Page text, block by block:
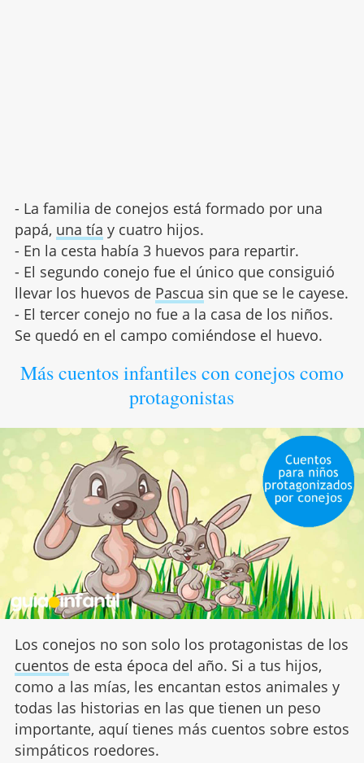
- La familia de conejos está formado por una
papá, una tía y cuatro hijos.
- En la cesta había 3 huevos para repartir.
- El segundo conejo fue el único que consiguió
llevar los huevos de Pascua sin que se le cayese.
- El tercer conejo no fue a la casa de los niños.
Se quedó en el campo comiéndose el huevo.
Más cuentos infantiles con conejos como
protagonistas
Los conejos no son solo los protagonistas de los
cuentos de esta época del año. Si a tus hijos,
como a las mías, les encantan estos animales y
todas las historias en las que tienen un peso
importante, aquí tienes más cuentos sobre estos
simpáticos roedores.